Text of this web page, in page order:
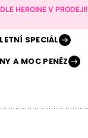
HEROINE V
LETNÍ SPECIÁL
AMOC PENĚZ